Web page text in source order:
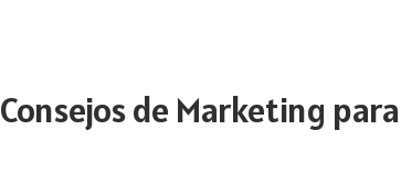
de Marketing para